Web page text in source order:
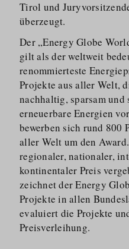
Tirol und
überzeugt.
Der „Energy Globe
gilt als der weltweit
renommierteste
Projekte aus aller Welt,
nachhaltig, sparsam und
erneuerbare Energien
bewerben sich rund 800
aller Welt um den
regionaler, nationaler,
kontinentaler Preis
zeichnet der Energy
Projekte in allen
evaluiert die Projekte
Preisverleihung.